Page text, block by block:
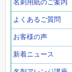
名刺用紙のご案内
よくあるご質問
お客様の声
新着ニュース